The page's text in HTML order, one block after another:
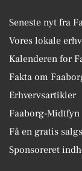
Seneste nyt fra
Vores lokale
Kalenderen for
Fakta om
Erhvervsartikler
Faaborg-
Få en gratis
Sponsoreret